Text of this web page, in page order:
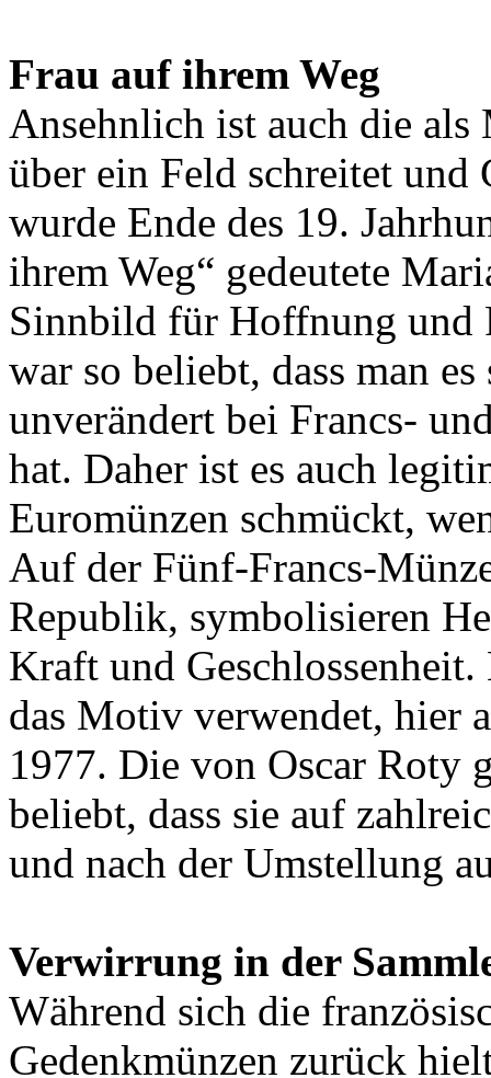
Frau auf ihrem Weg
Ansehnlich ist auch die
über ein Feld schreitet und
wurde Ende des 19.
ihrem Weg“ gedeutete
Sinnbild für Hoffnung und
war so beliebt, dass man
unverändert bei Francs-
hat. Daher ist es auch
Euromünzen schmückt,
Auf der Fünf-Francs-
Republik, symbolisieren
Kraft und
das Motiv verwendet, hier
1977. Die von Oscar Roty
beliebt, dass sie auf
und nach der Umstellung
Verwirrung in der
Während sich die
Gedenkmünzen zurück